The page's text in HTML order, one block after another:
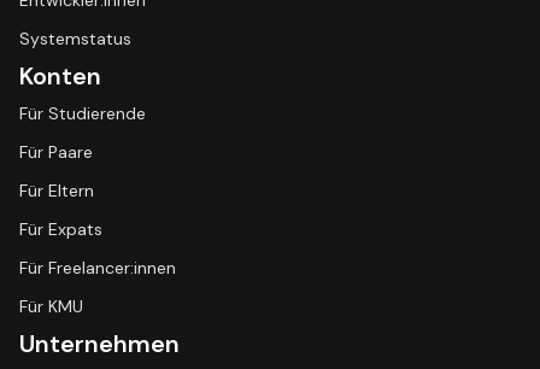
Systemstatus
Konten
Für Studierende
Für Paare
Für Eltern
Für Expats
Für Freelancer:innen
Für KMU
Unternehmen